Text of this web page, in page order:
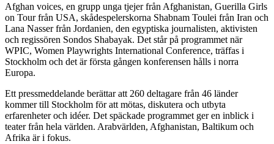
Afghan voices, en grupp unga tjejer från Afghanistan, Guerilla Girls
on Tour från USA, skådespelerskorna Shabnam Toulei från Iran och
Lana Nasser från Jordanien, den egyptiska journalisten, aktivisten
och regissören Sondos Shabayak. Det står på programmet när
WPIC, Women Playwrights International Conference, träffas i
Stockholm och det är första gången konferensen hålls i norra
Europa.
Ett pressmeddelande berättar att 260 deltagare från 46 länder
kommer till Stockholm för att mötas, diskutera och utbyta
erfarenheter och idéer. Det späckade programmet ger en inblick i
teater från hela världen. Arabvärlden, Afghanistan, Baltikum och
Afrika är i fokus.